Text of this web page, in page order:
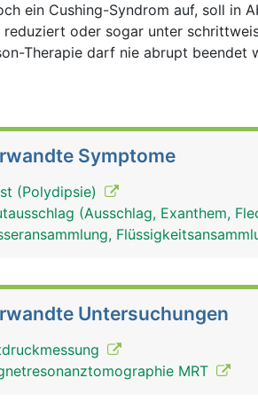
ein Cushing-Syndrom auf, soll in
reduziert oder sogar unter
Therapie darf nie abrupt beendet
Symptome
(Polydipsie)
(Ausschlag, Exanthem,
Untersuchungen
MRT